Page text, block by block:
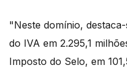
"Neste domínio,
do IVA em 2.295,1
Imposto do Selo, em